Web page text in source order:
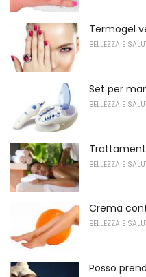
Termogel
BELLEZZA E
Set per
BELLEZZA E
BELLEZZA E
Crema
BELLEZZA E
Posso